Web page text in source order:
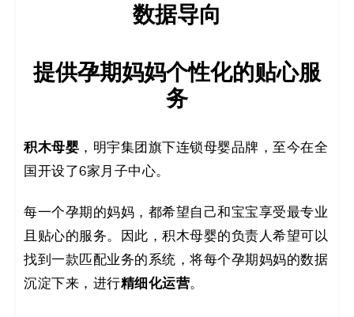
码
零
码
案
例
数据导向
提供孕期妈妈个性化的贴心服
务
积木母婴 ，明宇集团旗下连锁母婴品牌，至今在全
国开设了6家月子中心。
每一个孕期的妈妈，都希望自己和宝宝享受最专业
且贴心的服务。因此，积木母婴的负责人希望可以
找到一款匹配业务的系统，将每个孕期妈妈的数据
沉淀下来，进行精细化运营。